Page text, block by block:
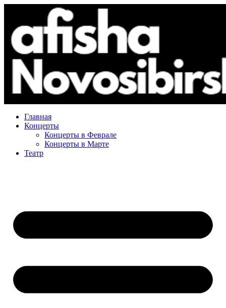
Главная
Концерты
Концерты в Феврале
Концерты в Марте
Театр